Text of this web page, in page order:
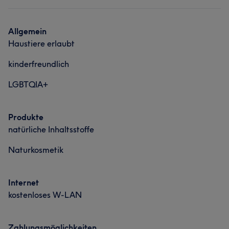
Kompetent 15 Fürsorglich
Allgemein
Haustiere erlaubt
kinderfreundlich
LGBTQIA+
Produkte
natürliche Inhaltsstoffe
Naturkosmetik
Internet
kostenloses W-LAN